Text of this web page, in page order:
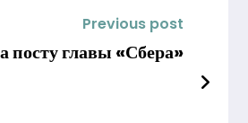
Previous post
посту главы «Сбера»